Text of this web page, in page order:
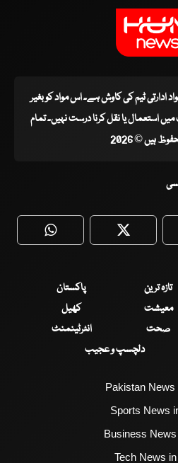
ادارتی ٹیم کی کاوش ہے۔ اس مواد کو بغیر
استعمال یا نقل کرنا درست نہیں۔ تمام
ہیں © 2026
WhatsApp Twitter
تازہ ترین
پاکستان
معیشت
کھیل
صحت
انٹرٹینمنٹ
دلچسپ و عجیب
Pakistan News
Sports News
Business
Tech News